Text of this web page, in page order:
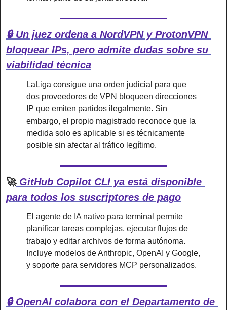
🔒 Un juez ordena a NordVPN y ProtonVPN
bloquear IPs, pero admite dudas sobre su
viabilidad técnica
LaLiga consigue una orden judicial para que
dos proveedores de VPN bloqueen direcciones
IP que emiten partidos ilegalmente. Sin
embargo, el propio magistrado reconoce que la
medida solo es aplicable si es técnicamente
posible sin afectar al tráfico legítimo.
🚀 GitHub Copilot CLI ya está disponible
para todos los suscriptores de pago
El agente de IA nativo para terminal permite
planificar tareas complejas, ejecutar flujos de
trabajo y editar archivos de forma autónoma.
Incluye modelos de Anthropic, OpenAI y Google,
y soporte para servidores MCP personalizados.
🔒 OpenAI colabora con el Departamento de